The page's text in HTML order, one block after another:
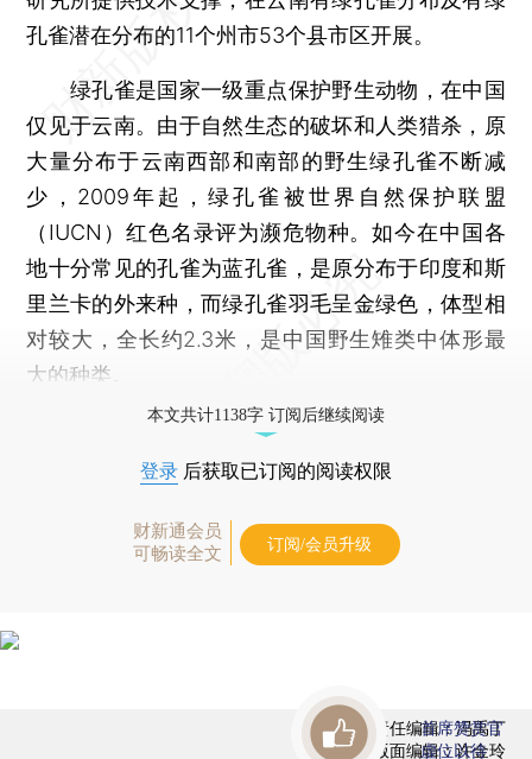
孔雀潜在分布的11个州市53个县市区开展。
绿孔雀是国家一级重点保护野生动物，在中国
仅见于云南。由于自然生态的破坏和人类猎杀，原
大量分布于云南西部和南部的野生绿孔雀不断减
少，2009年起，绿孔雀被世界自然保护联盟
（IUCN）红色名录评为濒危物种。如今在中国各
地十分常见的孔雀为蓝孔雀，是原分布于印度和斯
里兰卡的外来种，而绿孔雀羽毛呈金绿色，体型相
对较大，全长约2.3米，是中国野生雉类中体形最
大的种类。
本文共计1138字 订阅后继续阅读
登录 后获取已订阅的阅读权限
财新通会员
可畅读全文
订阅/会员升级
责任编辑：冯禹丁
版面编辑：许金玲
首席赞赏官
虚位以待